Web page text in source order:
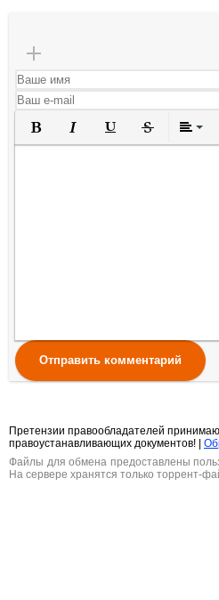
Полужирный
КурсивПодчеркнутый
Зачеркнутый
Отправить комментарий
Претензии правообладателей
правоустанавливающих документов! |
Файлы для обмена предоставлены
На сервере хранятся только торрент-